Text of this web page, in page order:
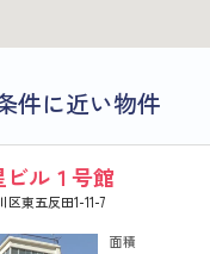
件に近い物件
ビル１号館
区東五反田1-11-7
面積